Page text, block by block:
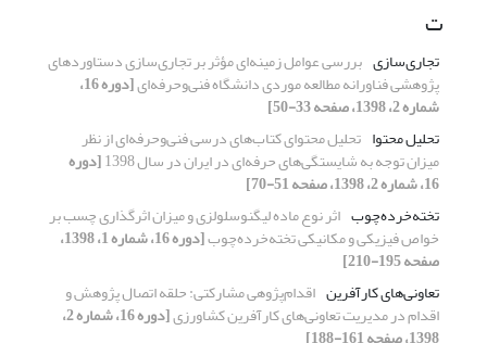
ت
تجاری‌سازی بررسی عوامل زمینه‌ای مؤثر بر تجاری‌سازی دستاوردهای
پژوهشی فناورانه مطالعه موردی دانشگاه فنی‌و‌حرفه‌ای [دوره 16،
شماره 2، 1398، صفحه 33-50]
تحلیل محتوا تحلیل محتوای کتاب‌های درسی فنی‌و‌حرفه‌ای از نظر
میزان توجه به شایستگی‌های حرفه‌ای در ایران در سال 1398 [دوره
16، شماره 2، 1398، صفحه 51-70]
تخته‌خرده‌چوب اثر نوع ماده لیگنوسلولزی و میزان اثرگذاری چسب بر
خواص فیزیکی و مکانیکی تخته‌خرده‌چوب [دوره 16، شماره 1، 1398،
صفحه 195-210]
تعاونی‌های کارآفرین اقدام‌پژوهی مشارکتی: حلقه اتصال پژوهش و
اقدام در مدیریت تعاونی‌های کارآفرین کشاورزی [دوره 16، شماره 2،